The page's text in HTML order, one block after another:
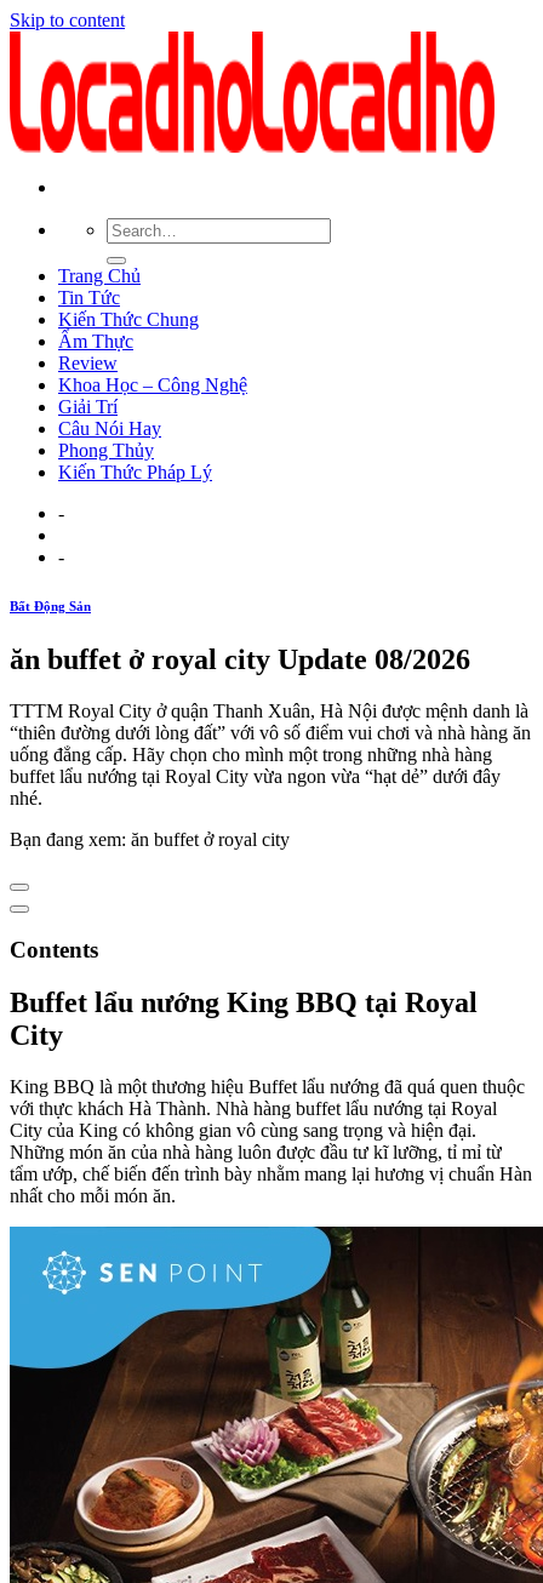
Skip to content
Trang Chủ
Tin Tức
Kiến Thức Chung
Ẩm Thực
Review
Khoa Học – Công Nghệ
Giải Trí
Câu Nói Hay
Phong Thủy
Kiến Thức Pháp Lý
-
-
Bất Động Sản
ăn buffet ở royal city Update 08/2026
TTTM Royal City ở quận Thanh Xuân, Hà Nội được mệnh danh là
“thiên đường dưới lòng đất” với vô số điểm vui chơi và nhà hàng ăn
uống đẳng cấp. Hãy chọn cho mình một trong những nhà hàng
buffet lẩu nướng tại Royal City vừa ngon vừa “hạt dẻ” dưới đây
nhé.
Bạn đang xem: ăn buffet ở royal city
Contents
Buffet lẩu nướng King BBQ tại Royal
City
King BBQ là một thương hiệu Buffet lẩu nướng đã quá quen thuộc
với thực khách Hà Thành. Nhà hàng buffet lẩu nướng tại Royal
City của King có không gian vô cùng sang trọng và hiện đại.
Những món ăn của nhà hàng luôn được đầu tư kĩ lưỡng, tỉ mỉ từ
tẩm ướp, chế biến đến trình bày nhằm mang lại hương vị chuẩn Hàn
nhất cho mỗi món ăn.